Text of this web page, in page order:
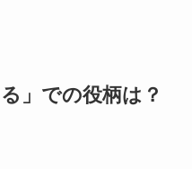
」での役柄は？